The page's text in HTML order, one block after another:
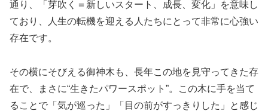
通り、「芽吹く＝新しいスタート、成長、変化」を意味し
ており、人生の転機を迎える人たちにとって非常に心強い
存在です。
その横にそびえる御神木も、長年この地を見守ってきた存
在で、まさに“生きたパワースポット”。この木に手を当て
ることで「気が巡った」「目の前がすっきりした」と感じ